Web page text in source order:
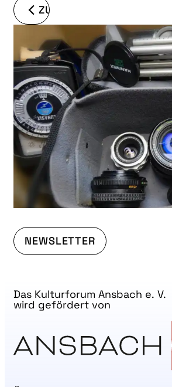
ZURÜCK
NEWSLETTER
Das Kulturforum Ansbach e. V.
wird gefördert von